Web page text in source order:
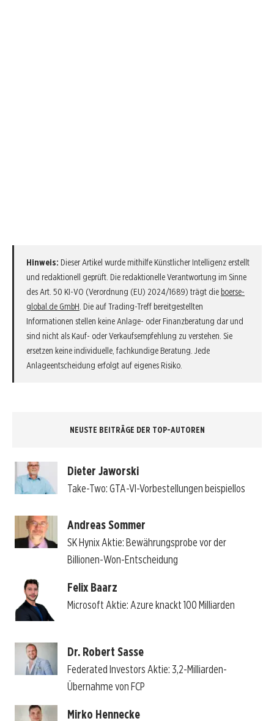
Hinweis: Dieser Artikel wurde mithilfe Künstlicher Intelligenz erstellt
und redaktionell geprüft. Die redaktionelle Verantwortung im Sinne
des Art. 50 KI-VO (Verordnung (EU) 2024/1689) trägt die boerse-
global.de GmbH . Die auf Trading-Treff bereitgestellten
Informationen stellen keine Anlage- oder Finanzberatung dar und
sind nicht als Kauf- oder Verkaufsempfehlung zu verstehen. Sie
ersetzen keine individuelle, fachkundige Beratung. Jede
Anlageentscheidung erfolgt auf eigenes Risiko.
NEUSTE BEITRÄGE DER TOP-AUTOREN
Dieter Jaworski
Take-Two: GTA-VI-Vorbestellungen beispiellos
Andreas Sommer
SK Hynix Aktie: Bewährungsprobe vor der
Billionen-Won-Entscheidung
Felix Baarz
Microsoft Aktie: Azure knackt 100 Milliarden
Dr. Robert Sasse
Federated Investors Aktie: 3,2-Milliarden-
Übernahme von FCP
Mirko Hennecke